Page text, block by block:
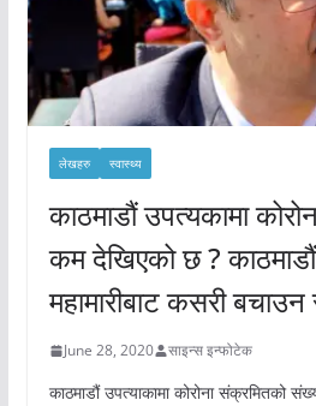
लेखहरु स्वास्थ्य
काठमाडौं उपत्यकामा
कम देखिएको छ ?
महामारीबाट कसरी
June 28, 2020 साइन्स इन्फोटेक
काठमाडौं उपत्याकामा कोरोना संक्रमितको